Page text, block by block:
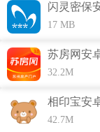
识花功能介绍
闪灵密保
17 MB
苏房网安
32.2M
相印宝安
42.7M